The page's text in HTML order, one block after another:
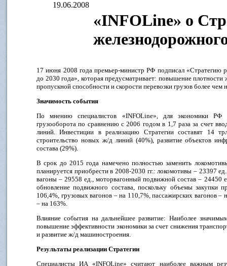
19.06.2008
«INFOLine» о
17 июня 2008 года премьер-министр РФ подписал «Стратегию
до 2030 года», которая предусматривает: повышение
пропускной способности и скорости перевозки грузов более чем
Значимость события
По мнению специалистов «INFOLine», для экономики РФ
грузооборота по сравнению с 2006 годом в 1,7 раза за счет
линий. Инвестиции в реализацию Стратегии составят 14
строительство новых ж/д линий (40%), развитие объектов
состава (29%).
В срок до 2015 года намечено полностью заменить
планируется приобрести в 2008-2030 гг.: локомотивы – 23397
вагоны – 29558 ед., моторвагонный подвижной состав – 24450
обновление подвижного состава, поскольку объемы закупки
106,4%, грузовых вагонов – на 110,7%, пассажирских вагонов –
– на 163%.
Влияние события на дальнейшее развитие: Наиболее
повышение эффективности экономики за счет снижения
и развитие ж/д машиностроения.
Результаты реализации Стратегии
Специалисты ИA «INFOLine» считают наиболее важным